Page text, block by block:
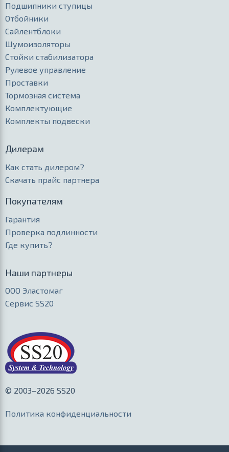
Подшипники ступицы
Отбойники
Сайлентблоки
Шумоизоляторы
Стойки стабилизатора
Рулевое управление
Проставки
Тормозная система
Комплектующие
Комплекты подвески
Дилерам
Как стать дилером?
Скачать прайс партнера
Покупателям
Гарантия
Проверка подлинности
Где купить?
Наши партнеры
ООО Эластомаг
Сервис SS20
© 2003–2026 SS20
Политика конфиденциальности